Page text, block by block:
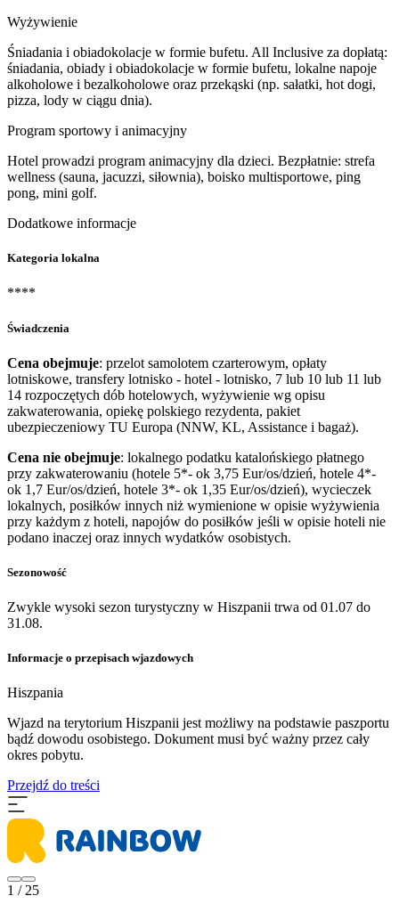
Wyżywienie
Śniadania i obiadokolacje w formie bufetu. All Inclusive za dopłatą:
śniadania, obiady i obiadokolacje w formie bufetu, lokalne napoje
alkoholowe i bezalkoholowe oraz przekąski (np. sałatki, hot dogi,
pizza, lody w ciągu dnia).
Program sportowy i animacyjny
Hotel prowadzi program animacyjny dla dzieci. Bezpłatnie: strefa
wellness (sauna, jacuzzi, siłownia), boisko multisportowe, ping
pong, mini golf.
Dodatkowe informacje
Kategoria lokalna
****
Świadczenia
Cena obejmuje: przelot samolotem czarterowym, opłaty
lotniskowe, transfery lotnisko - hotel - lotnisko, 7 lub 10 lub 11 lub
14 rozpoczętych dób hotelowych, wyżywienie wg opisu
zakwaterowania, opiekę polskiego rezydenta, pakiet
ubezpieczeniowy TU Europa (NNW, KL, Assistance i bagaż).
Cena nie obejmuje: lokalnego podatku katalońskiego płatnego
przy zakwaterowaniu (hotele 5*- ok 3,75 Eur/os/dzień, hotele 4*-
ok 1,7 Eur/os/dzień, hotele 3*- ok 1,35 Eur/os/dzień), wycieczek
lokalnych, posiłków innych niż wymienione w opisie wyżywienia
przy każdym z hoteli, napojów do posiłków jeśli w opisie hoteli nie
podano inaczej oraz innych wydatków osobistych.
Sezonowość
Zwykle wysoki sezon turystyczny w Hiszpanii trwa od 01.07 do
31.08.
Informacje o przepisach wjazdowych
Hiszpania
​Wjazd na terytorium Hiszpanii jest możliwy na podstawie paszportu
bądź dowodu osobistego. Dokument musi być ważny przez cały
okres pobytu.
Przejdź do treści
1 / 25